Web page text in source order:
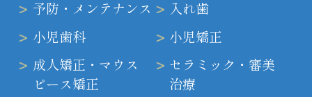
小児矯正
成人矯正・マウス
ピース矯正
セラミック・審美
治療
予防・メンテナンス 入れ歯
小児歯科